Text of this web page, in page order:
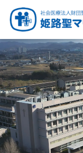
健康
周産
急性
学